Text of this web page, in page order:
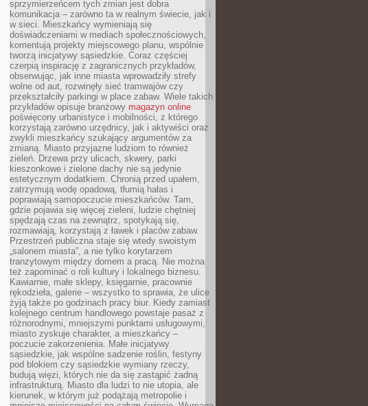
sprzymierzeńcem tych zmian jest dobra
komunikacja – zarówno ta w realnym świecie, jak i
w sieci. Mieszkańcy wymieniają się
doświadczeniami w mediach społecznościowych,
komentują projekty miejscowego planu, wspólnie
tworzą inicjatywy sąsiedzkie. Coraz częściej
czerpią inspirację z zagranicznych przykładów,
obserwując, jak inne miasta wprowadziły strefy
wolne od aut, rozwinęły sieć tramwajów czy
przekształciły parkingi w place zabaw. Wiele takich
przykładów opisuje branżowy magazyn online
poświęcony urbanistyce i mobilności, z którego
korzystają zarówno urzędnicy, jak i aktywiści oraz
zwykli mieszkańcy szukający argumentów za
zmianą. Miasto przyjazne ludziom to również
zieleń. Drzewa przy ulicach, skwery, parki
kieszonkowe i zielone dachy nie są jedynie
estetycznym dodatkiem. Chronią przed upałem,
zatrzymują wodę opadową, tłumią hałas i
poprawiają samopoczucie mieszkańców. Tam,
gdzie pojawia się więcej zieleni, ludzie chętniej
spędzają czas na zewnątrz, spotykają się,
rozmawiają, korzystają z ławek i placów zabaw.
Przestrzeń publiczna staje się wtedy swoistym
„salonem miasta”, a nie tylko korytarzem
tranzytowym między domem a pracą. Nie można
też zapominać o roli kultury i lokalnego biznesu.
Kawiarnie, małe sklepy, księgarnie, pracownie
rękodzieła, galerie – wszystko to sprawia, że ulice
żyją także po godzinach pracy biur. Kiedy zamiast
kolejnego centrum handlowego powstaje pasaż z
różnorodnymi, mniejszymi punktami usługowymi,
miasto zyskuje charakter, a mieszkańcy –
poczucie zakorzenienia. Małe inicjatywy
sąsiedzkie, jak wspólne sadzenie roślin, festyny
pod blokiem czy sąsiedzkie wymiany rzeczy,
budują więzi, których nie da się zastąpić żadną
infrastrukturą. Miasto dla ludzi to nie utopia, ale
kierunek, w którym już podążają metropolie i